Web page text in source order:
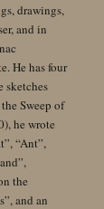
drawings,
and in
He has four
sketches
Sweep of
he wrote
“Ant”,
the
and an